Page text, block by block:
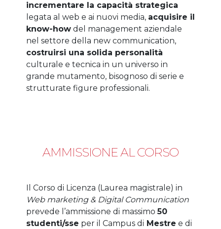
incrementare la capacità strategica
legata al web e ai nuovi media, acquisire il
know-howdel management aziendale
nel settore della new communication,
costruirsi una solida personalità
culturale e tecnica in un universo in
grande mutamento, bisognoso di serie e
strutturate figure professionali.
AMMISSIONE AL CORSO
Il Corso di Licenza (Laurea magistrale) in
Web marketing & Digital Communication
prevede l’ammissione di massimo50
studenti/sse per il Campus di Mestre e di